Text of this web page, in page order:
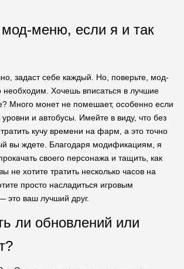
меню, если я и так
задаст себе каждый. Но, поверьте, мод-
необходим. Хочешь вписаться в лучшие
Много монет не помешает, особенно если
уровни и автобусы. Имейте в виду, что без
кучу времени на фарм, а это точно
вы ждете. Благодаря модификациям, я
своего персонажа и тащить, как
не хотите тратить несколько часов на
просто насладиться игровым
это ваш лучший друг.
ли обновлений или